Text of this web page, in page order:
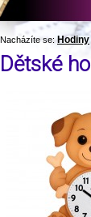
Nacházíte se: Hodiny
Dětské